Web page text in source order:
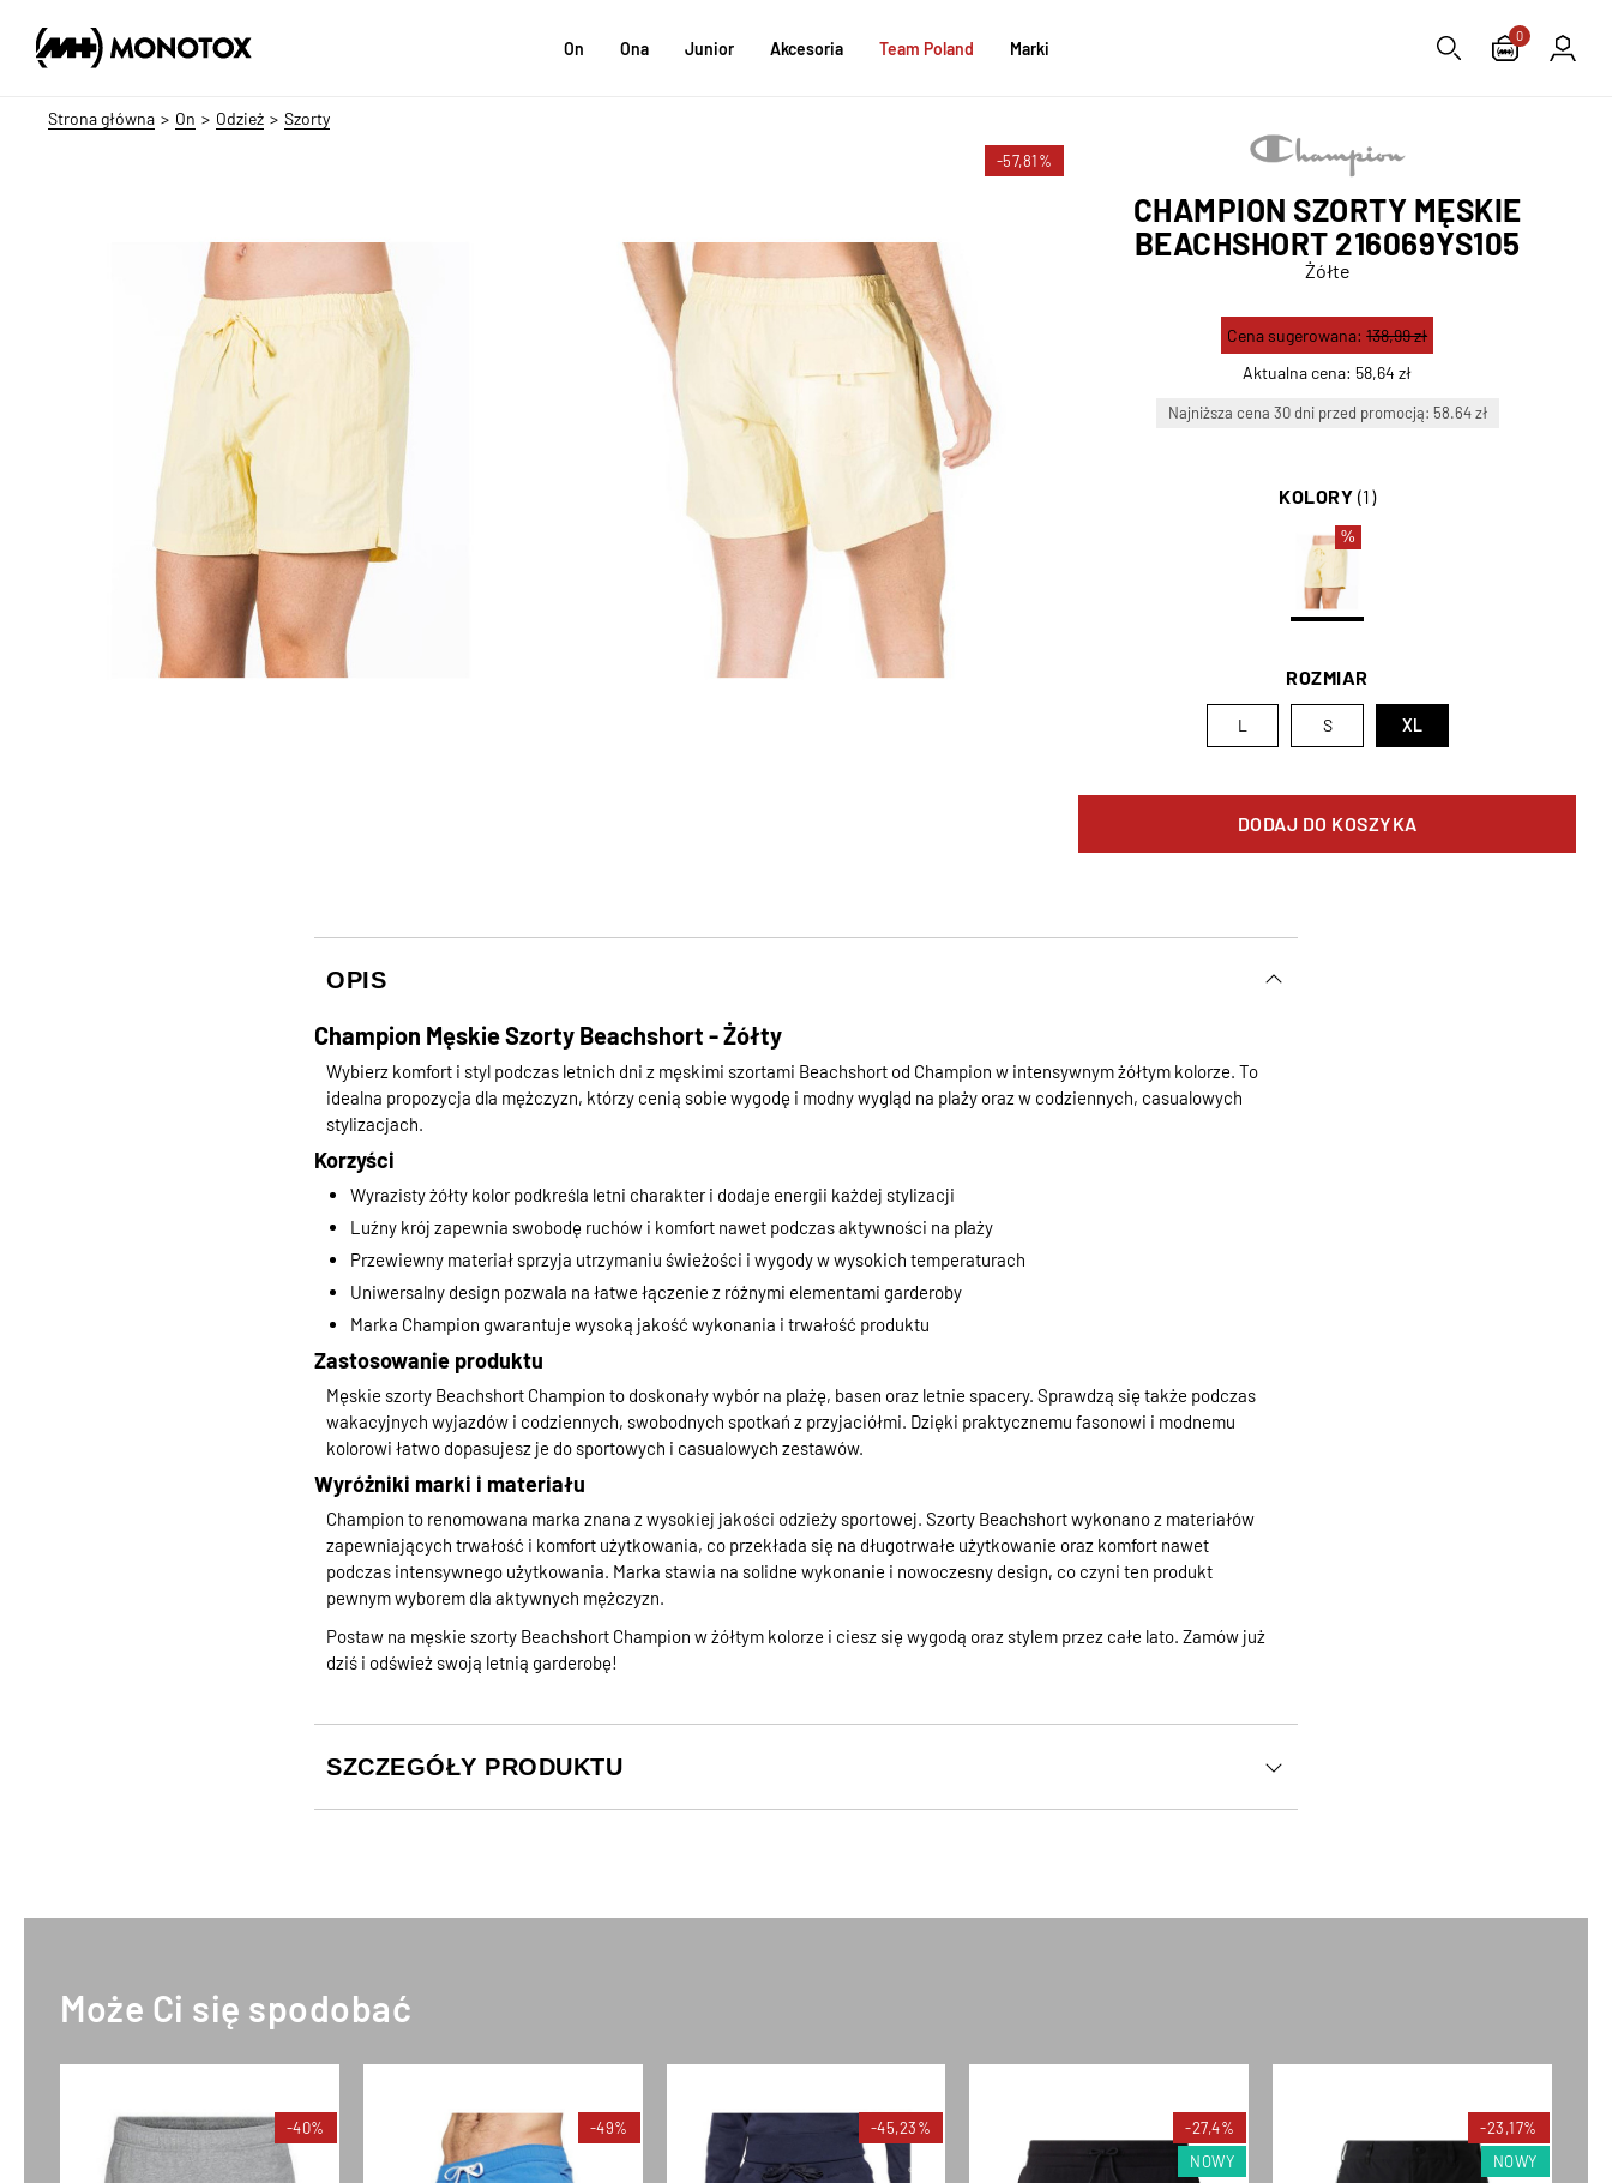
On Ona Junior Akcesoria Team Poland Marki
0
Strona główna On Odzież Szorty
-57,81%
CHAMPION SZORTY MĘSKIE
BEACHSHORT 216069YS105
Żółte
Aktualna cena: 58,64 zł
Cena sugerowana:138,99 zł
Najniższa cena 30 dni przed promocją: 58.64 zł
KOLORY (1)
%
ROZMIAR
L S XL
DODAJ DO KOSZYKA
OPIS
Champion Męskie Szorty Beachshort - Żółty
Wybierz komfort i styl podczas letnich dni z męskimi szortami Beachshort od Champion w intensywnym żółtym kolorze. To
idealna propozycja dla mężczyzn, którzy cenią sobie wygodę i modny wygląd na plaży oraz w codziennych, casualowych
stylizacjach.
Korzyści
Wyrazisty żółty kolor podkreśla letni charakter i dodaje energii każdej stylizacji
Luźny krój zapewnia swobodę ruchów i komfort nawet podczas aktywności na plaży
Przewiewny materiał sprzyja utrzymaniu świeżości i wygody w wysokich temperaturach
Uniwersalny design pozwala na łatwe łączenie z różnymi elementami garderoby
Marka Champion gwarantuje wysoką jakość wykonania i trwałość produktu
Zastosowanie produktu
Męskie szorty Beachshort Champion to doskonały wybór na plażę, basen oraz letnie spacery. Sprawdzą się także podczas
wakacyjnych wyjazdów i codziennych, swobodnych spotkań z przyjaciółmi. Dzięki praktycznemu fasonowi i modnemu
kolorowi łatwo dopasujesz je do sportowych i casualowych zestawów.
Wyróżniki marki i materiału
Champion to renomowana marka znana z wysokiej jakości odzieży sportowej. Szorty Beachshort wykonano z materiałów
zapewniających trwałość i komfort użytkowania, co przekłada się na długotrwałe użytkowanie oraz komfort nawet
podczas intensywnego użytkowania. Marka stawia na solidne wykonanie i nowoczesny design, co czyni ten produkt
pewnym wyborem dla aktywnych mężczyzn.
Postaw na męskie szorty Beachshort Champion w żółtym kolorze i ciesz się wygodą oraz stylem przez całe lato. Zamów już
dziś i odśwież swoją letnią garderobę!
SZCZEGÓŁY PRODUKTU
Może Ci się spodobać
-40% -49% -45,23%
-27,4%
NOWY
-23,17%
NOWY